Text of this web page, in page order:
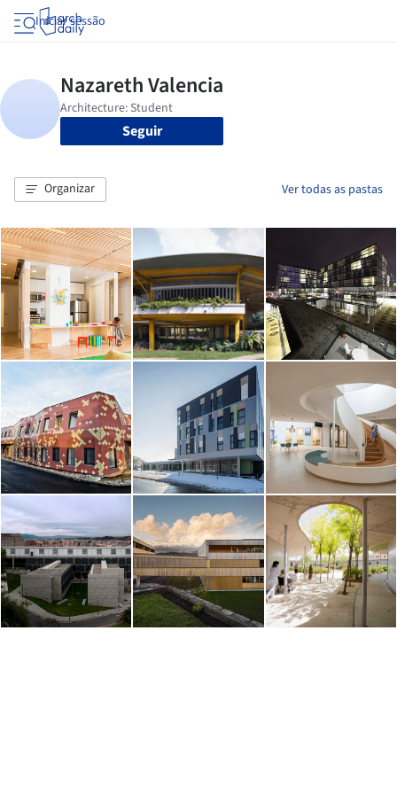
Iniciar sessão
Seguir
Organizar Ver todas as pastas